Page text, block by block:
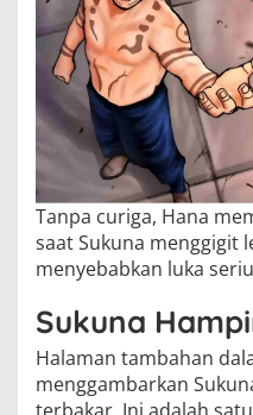
Tanpa curiga, Hana
saat Sukuna menggigit
menyebabkan luka
Sukuna
Halaman tambahan
menggambarkan